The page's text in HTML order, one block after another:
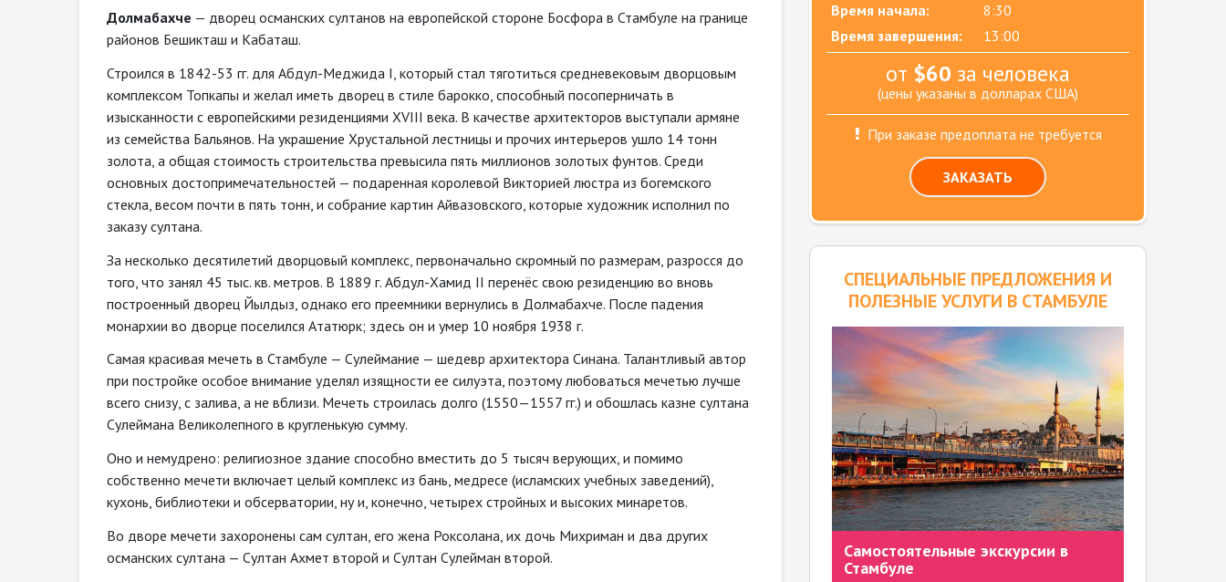
Долмабахче — дворец османских султанов на европейской стороне Босфора в Стамбуле на границе
районов Бешикташ и Кабаташ.
Строился в 1842-53 гг. для Абдул-Меджида I, который стал тяготиться средневековым дворцовым
комплексом Топкапы и желал иметь дворец в стиле барокко, способный посоперничать в
изысканности с европейскими резиденциями XVIII века. В качестве архитекторов выступали армяне
из семейства Бальянов. На украшение Хрустальной лестницы и прочих интерьеров ушло 14 тонн
золота, а общая стоимость строительства превысила пять миллионов золотых фунтов. Среди
основных достопримечательностей — подаренная королевой Викторией люстра из богемского
стекла, весом почти в пять тонн, и собрание картин Айвазовского, которые художник исполнил по
заказу султана.
За несколько десятилетий дворцовый комплекс, первоначально скромный по размерам, разросся до
того, что занял 45 тыс. кв. метров. В 1889 г. Абдул-Хамид II перенёс свою резиденцию во вновь
построенный дворец Йылдыз, однако его преемники вернулись в Долмабахче. После падения
монархии во дворце поселился Ататюрк; здесь он и умер 10 ноября 1938 г.
Самая красивая мечеть в Стамбуле — Сулеймание — шедевр архитектора Синана. Талантливый автор
при постройке особое внимание уделял изящности ее силуэта, поэтому любоваться мечетью лучше
всего снизу, с залива, а не вблизи. Мечеть строилась долго (1550—1557 гг.) и обошлась казне султана
Сулеймана Великолепного в кругленькую сумму.
Оно и немудрено: религиозное здание способно вместить до 5 тысяч верующих, и помимо
собственно мечети включает целый комплекс из бань, медресе (исламских учебных заведений),
кухонь, библиотеки и обсерватории, ну и, конечно, четырех стройных и высоких минаретов.
Во дворе мечети захоронены сам султан, его жена Роксолана, их дочь Михриман и два других
османских султана — Султан Ахмет второй и Султан Сулейман второй.
Время начала:
8:30
Время завершения:
13:00
от $60 за человека
(цены указаны в долларах США)
При заказе предоплата не требуется
ЗАКАЗАТЬ
CПЕЦИАЛЬНЫЕ ПРЕДЛОЖЕНИЯ И
ПОЛЕЗНЫЕ УСЛУГИ В СТАМБУЛЕ
Самостоятельные экскурсии в
Стамбуле